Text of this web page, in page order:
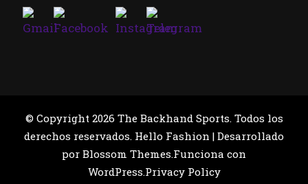
© Copyright 2026 The Backhand Sports. Todos los
derechos reservados. Hello Fashion | Desarrollado
por Blossom Themes.Funciona con
WordPress.Privacy Policy